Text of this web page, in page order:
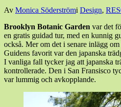
Den
december,
20197
december,
2019
Av Monica Söderströmi Design,
Brooklyn Botanic Garden var det
en gratis guidad tur, med en kunnig
också. Mer om det i senare inlägg
Guidens favorit var den japanska
I vanliga fall tycker jag att japanska
kontrollerade. Den i San Fransisco
var lummig och avkopplande.